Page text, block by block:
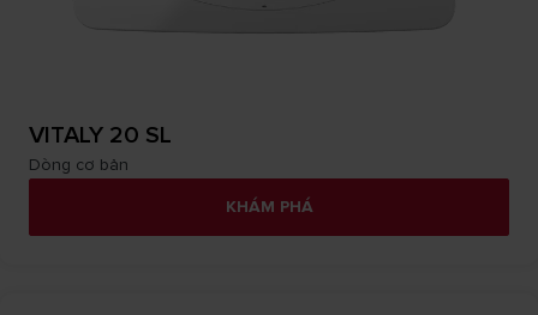
VITALY 20 SL
Dòng cơ bản
KHÁM PHÁ